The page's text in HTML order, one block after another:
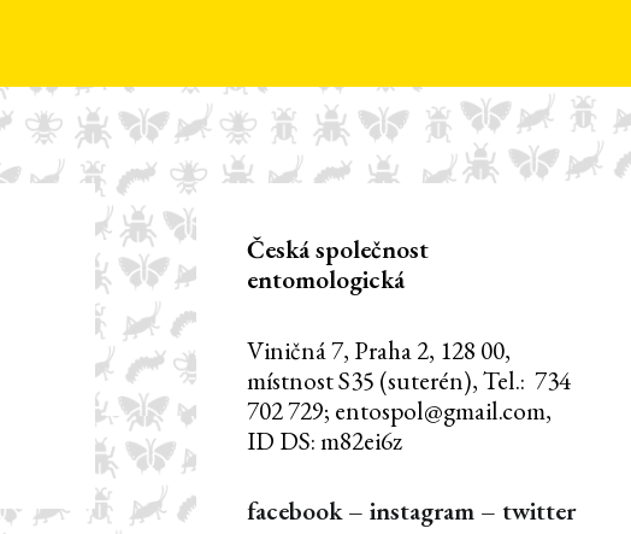
Česká společnost
entomologická
Viničná 7, Praha 2, 128 00,
místnost S35 (suterén), Tel.: 734
702 729; entospol@gmail.com,
ID DS: m82ei6z
facebook– instagram– twitter